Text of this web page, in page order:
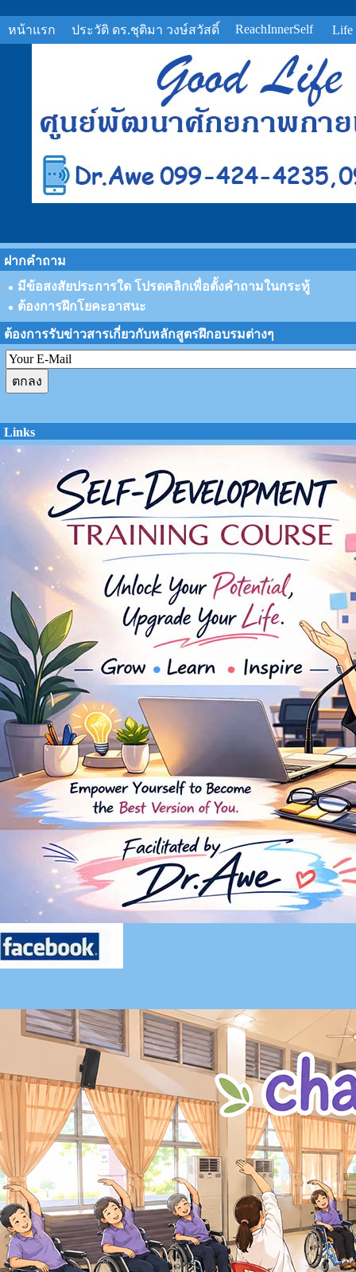
หน้าแรก ประวัติ ดร.ชุติมา วงษ์สวัสดิ์ ReachInnerSelf Life
ฝากคำถาม
มีข้อสงสัยประการใด โปรดคลิกเพื่อตั้งคำถามในกระทู้
ต้องการฝึกโยคะอาสนะ
ต้องการรับข่าวสารเกี่ยวกับหลักสูตรฝึกอบรมต่างๆ
Links